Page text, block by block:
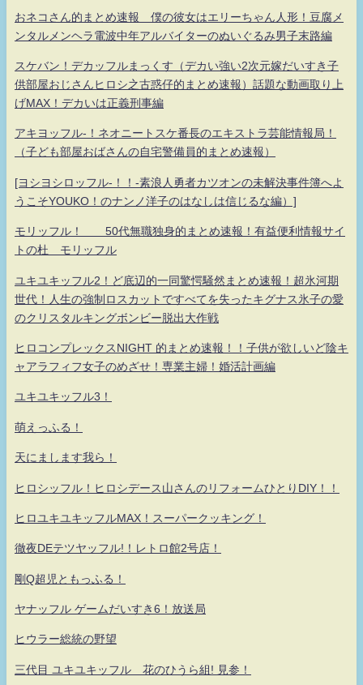
おネコさん的まとめ速報 僕の彼女はエリーちゃん人形！豆腐メ
ンタルメンヘラ電波中年アルバイターのぬいぐるみ男子末路編
スケバン！デカッフルまっくす（デカい強い2次元嫁だいすき子
供部屋おじさんヒロシ之古惑仔的まとめ速報）話題な動画取り上
げMAX！デカいは正義刑事編
アキヨッフル-！ネオニートスケ番長のエキストラ芸能情報局！
（子ども部屋おばさんの自宅警備員的まとめ速報）
[ヨシヨシロッフル-！！-素浪人勇者カツオンの未解決事件簿へよ
うこそYOUKO！のナンノ洋子のはなしは信じるな編）]
モリッフル！ 50代無職独身的まとめ速報！有益便利情報サイ
トの杜 モリッフル
ユキユキッフル2！ど底辺的一同驚愕騒然まとめ速報！超氷河期
世代！人生の強制ロスカットですべてを失ったキグナス氷子の愛
のクリスタルキングボンビー脱出大作戦
ヒロコンプレックスNIGHT 的まとめ速報！！子供が欲しいど陰キ
ャアラフィフ女子のめざせ！専業主婦！婚活計画編
ユキユキッフル3！
萌えっふる！
天にまします我ら！
ヒロシッフル！ヒロシデース山さんのリフォームひとりDIY！！
ヒロユキユキッフルMAX！スーパークッキング！
徹夜DEテツヤッフル!！レトロ館2号店！
剛Q超児ともっふる！
ヤナッフル ゲームだいすき6！放送局
ヒウラー総統の野望
三代目 ユキユキッフル 花のひうら組! 見参！